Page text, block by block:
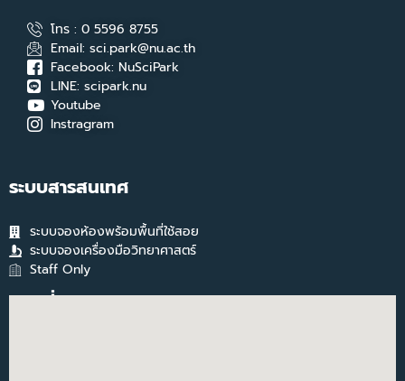
โทร : 0 5596 8755
Email: sci.park@nu.ac.th
Facebook: NuSciPark
LINE: scipark.nu
Youtube
Instragram
ระบบสารสนเทศ
ระบบจองห้องพร้อมพื้นที่ใช้สอย
ระบบจองเครื่องมือวิทยาศาสตร์
Staff Only
แผนที่